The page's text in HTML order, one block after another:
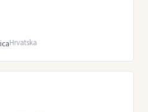
Hrvatska